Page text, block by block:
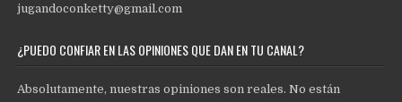
jugandoconketty@gmail.com
¿PUEDO CONFIAR EN LAS OPINIONES QUE DAN EN TU CANAL?
Absolutamente, nuestras opiniones son reales. No están